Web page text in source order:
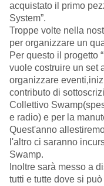
acquistato il primo
System”.
Troppe volte nella
per organizzare un
Per questo il progetto
vuole costruire un set
organizzare
contributo di
Collettivo
e radio) e per la
Quest'anno
l'altro ci saranno
Swamp.
Inoltre sarà messo a
tutti e tutte dove si